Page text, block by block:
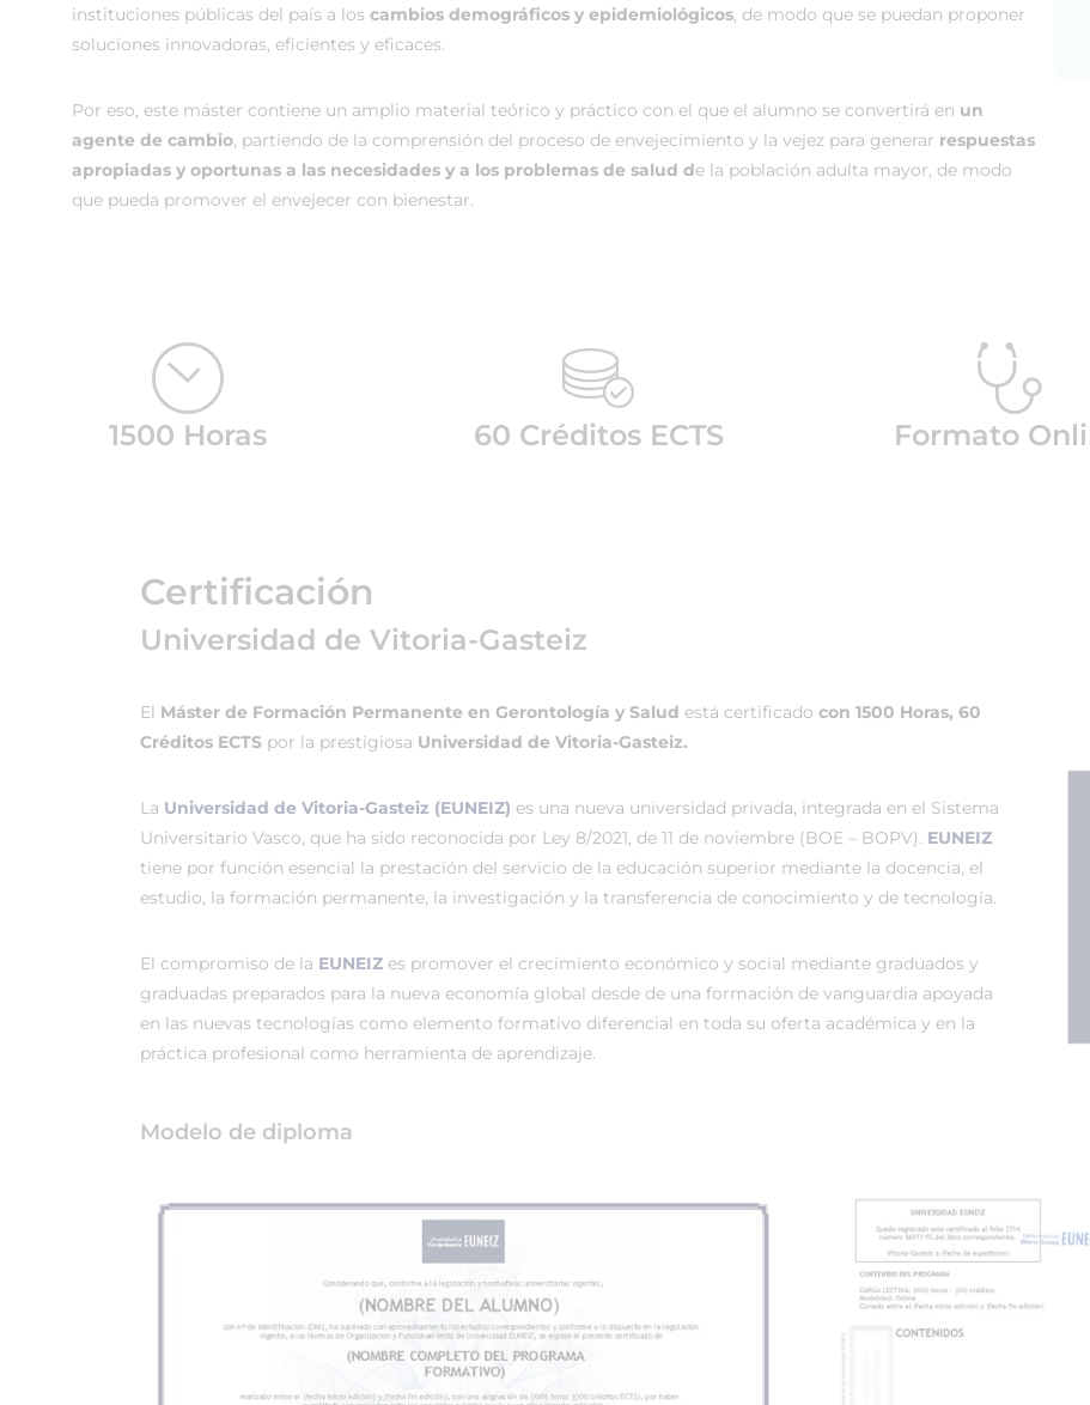
instituciones públicas del país a los cambios demográficos y epidemiológicos, de modo que se puedan proponer
soluciones innovadoras, eficientes y eficaces.
Por eso, este máster contiene un amplio material teórico y práctico con el que el alumno se convertirá en un
agente de cambio, partiendo de la comprensión del proceso de envejecimiento y la vejez para generar respuestas
apropiadas y oportunas a las necesidades y a los problemas de salud de la población adulta mayor, de modo
que pueda promover el envejecer con bienestar.
1500 Horas 60 Créditos ECTS Formato
Certificación
Universidad de Vitoria-Gasteiz
El Máster de Formación Permanente en Gerontología y Salud está certificado con 1500 Horas, 60
Créditos ECTS por la prestigiosa Universidad de Vitoria-Gasteiz.
La Universidad de Vitoria-Gasteiz (EUNEIZ) es una nueva universidad privada, integrada en el Sistema
Universitario Vasco, que ha sido reconocida por Ley 8/2021, de 11 de noviembre (BOE – BOPV). EUNEIZ
tiene por función esencial la prestación del servicio de la educación superior mediante la docencia, el
estudio, la formación permanente, la investigación y la transferencia de conocimiento y de tecnología.
El compromiso de la EUNEIZ es promover el crecimiento económico y social mediante graduados y
graduadas preparados para la nueva economía global desde de una formación de vanguardia apoyada
en las nuevas tecnologías como elemento formativo diferencial en toda su oferta académica y en la
práctica profesional como herramienta de aprendizaje.
Modelo de diploma